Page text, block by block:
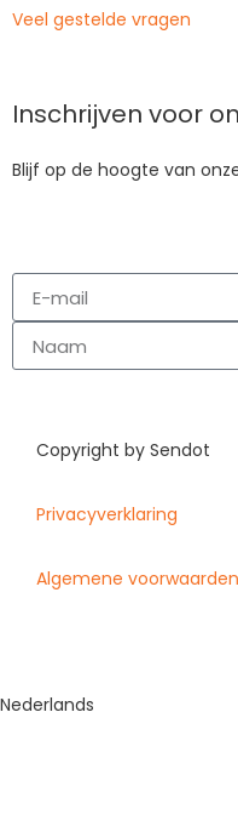
Veel gestelde vragen
Inschrijven voor
Blijf op de hoogte van
Copyright by Sendot
Privacyverklaring
Algemene voorwaarden
Nederlands